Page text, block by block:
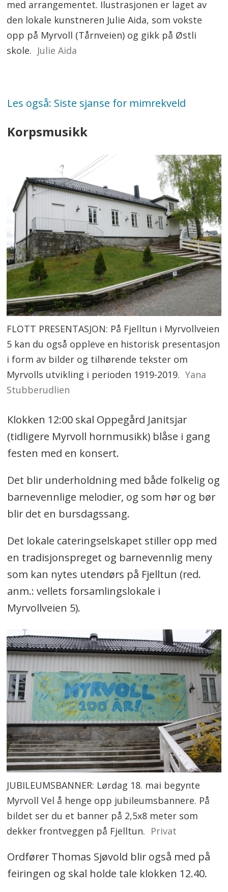
med arrangementet. Ilustrasjonen er laget av
den lokale kunstneren Julie Aida, som vokste
opp på Myrvoll (Tårnveien) og gikk på Østli
skole. Julie Aida
Les også: Siste sjanse for mimrekveld
Korpsmusikk
FLOTT PRESENTASJON: På Fjelltun i Myrvollveien
5 kan du også oppleve en historisk presentasjon
i form av bilder og tilhørende tekster om
Myrvolls utvikling i perioden 1919-2019. Yana
Stubberudlien
Klokken 12:00 skal Oppegård Janitsjar
(tidligere Myrvoll hornmusikk) blåse i gang
festen med en konsert.
Det blir underholdning med både folkelig og
barnevennlige melodier, og som hør og bør
blir det en bursdagssang.
Det lokale cateringselskapet stiller opp med
en tradisjonspreget og barnevennlig meny
som kan nytes utendørs på Fjelltun (red.
anm.: vellets forsamlingslokale i
Myrvollveien 5).
JUBILEUMSBANNER: Lørdag 18. mai begynte
Myrvoll Vel å henge opp jubileumsbannere. På
bildet ser du et banner på 2,5x8 meter som
dekker frontveggen på Fjelltun. Privat
Ordfører Thomas Sjøvold blir også med på
feiringen og skal holde tale klokken 12.40.